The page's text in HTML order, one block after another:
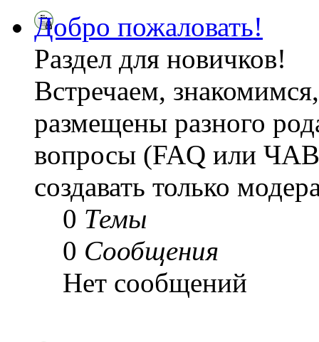
Добро пожаловать!
Раздел для новичков!
Встречаем,
размещены разного
вопросы (FAQ или
создавать только
0 Темы
0 Сообщения
Нет сообщений